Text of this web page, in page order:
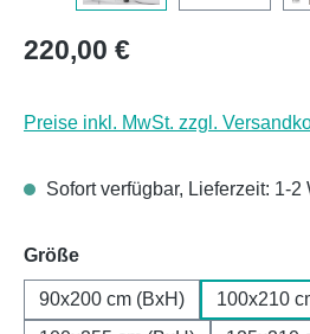
Regulärer Preis:
220,00 €
Preise inkl. MwSt. zzgl.
Sofort verfügbar, Lieferzeit: 1-2
Größeauswählen
90x200 cm (BxH)
100x210